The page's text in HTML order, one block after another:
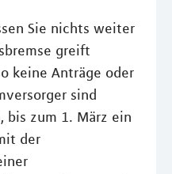
Sie nichts weiter
greift
keine Anträge oder
sind
bis zum 1. März ein
der